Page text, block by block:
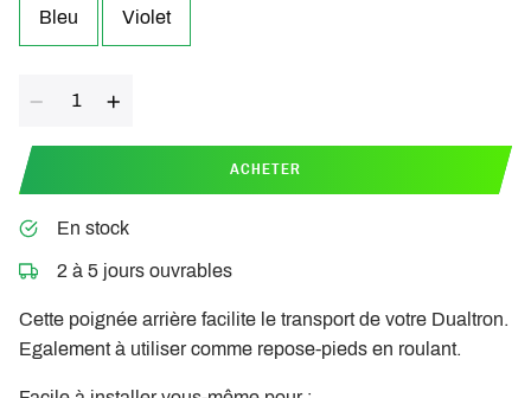
Bleu Violet
ACHETER
En stock
2 à 5 jours ouvrables
Cette poignée arrière facilite le transport de votre Dualtron.
Egalement à utiliser comme repose-pieds en roulant.